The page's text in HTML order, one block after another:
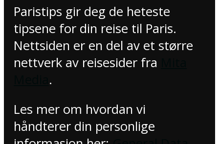
Paristips gir deg de heteste
tipsene for din reise til Paris.
Nettsiden er en del av et større
nettverk av reisesider fra
.
Les mer om hvordan vi
håndterer din personlige